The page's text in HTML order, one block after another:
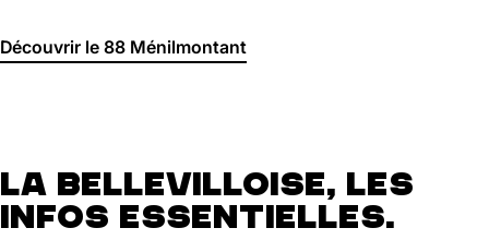
Découvrir le 88 Ménilmontant
La Bellevilloise, les
infos essentielles.